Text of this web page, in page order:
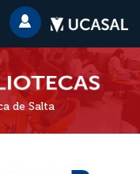
de Salta